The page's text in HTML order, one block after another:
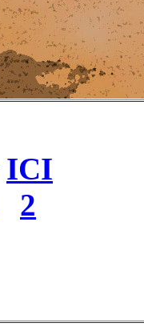
ICI
2